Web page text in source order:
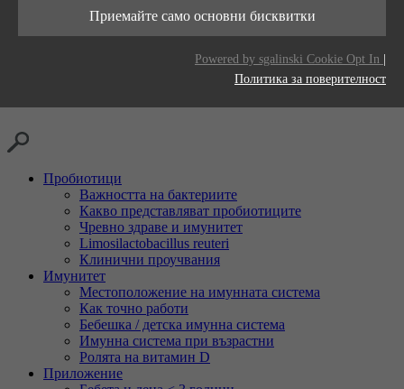
Пробиотици
Важността на бактериите
Какво представляват пробиотиците
Чревно здраве и имунитет
Limosilactobacillus reuteri
Клинични проучвания
Имунитет
Местоположение на имунната система
Как точно работи
Бебешка / детска имунна система
Имунна система при възрастни
Ролята на витамин D
Приложение
Приемайте само основни бисквитки
Powered by sgalinski Cookie Opt In
Политика за поверителност